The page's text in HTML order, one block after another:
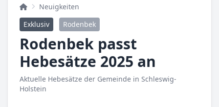
Neuigkeiten
Exklusiv
Rodenbek
Rodenbek passt
Hebesätze 2025 an
Aktuelle Hebesätze der Gemeinde in Schleswig-
Holstein